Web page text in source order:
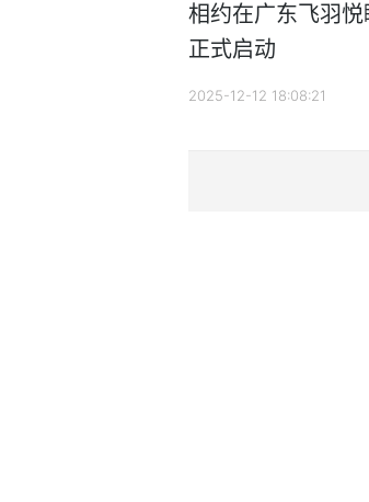
相约在广东飞羽
正式启动
2025-12-12 18:08:21